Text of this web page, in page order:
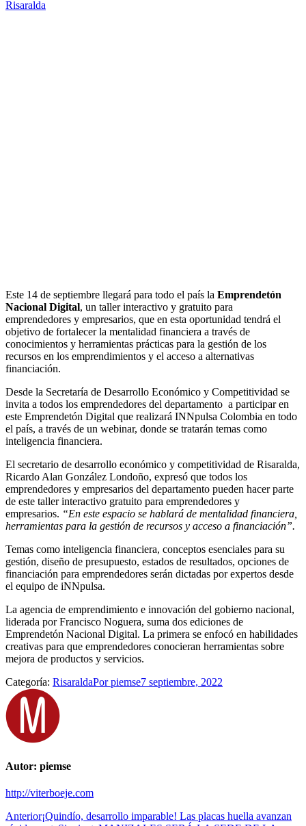
Risaralda
Este 14 de septiembre llegará para todo el país la Emprendetón
Nacional Digital, un taller interactivo y gratuito para
emprendedores y empresarios, que en esta oportunidad tendrá el
objetivo de fortalecer la mentalidad financiera a través de
conocimientos y herramientas prácticas para la gestión de los
recursos en los emprendimientos y el acceso a alternativas
financiación.
Desde la Secretaría de Desarrollo Económico y Competitividad se
invita a todos los emprendedores del departamento a participar en
este Emprendetón Digital que realizará INNpulsa Colombia en todo
el país, a través de un webinar, donde se tratarán temas como
inteligencia financiera.
El secretario de desarrollo económico y competitividad de Risaralda,
Ricardo Alan González Londoño, expresó que todos los
emprendedores y empresarios del departamento pueden hacer parte
de este taller interactivo gratuito para emprendedores y
empresarios. “En este espacio se hablará de mentalidad financiera,
herramientas para la gestión de recursos y acceso a financiación”.
Temas como inteligencia financiera, conceptos esenciales para su
gestión, diseño de presupuesto, estados de resultados, opciones de
financiación para emprendedores serán dictadas por expertos desde
el equipo de iNNpulsa.
La agencia de emprendimiento e innovación del gobierno nacional,
liderada por Francisco Noguera, suma dos ediciones de
Emprendetón Nacional Digital. La primera se enfocó en habilidades
creativas para que emprendedores conocieran herramientas sobre
mejora de productos y servicios.
Categoría: RisaraldaPorpiemse7 septiembre, 2022
Autor: piemse
http://viterboeje.com
Navegación
AnteriorPublicación
¡Quindío, desarrollo imparable! Las placas huella avanzan